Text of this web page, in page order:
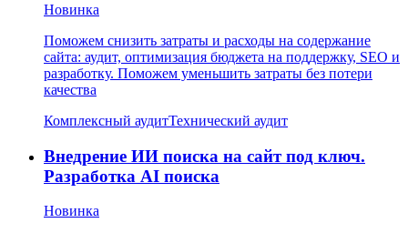
Новинка
Поможем снизить затраты и расходы на содержание
сайта: аудит, оптимизация бюджета на поддержку, SEO и
разработку. Поможем уменьшить затраты без потери
качества
Комплексный аудитТехнический аудит
Внедрение ИИ поиска на сайт под ключ.
Разработка AI поиска
Новинка